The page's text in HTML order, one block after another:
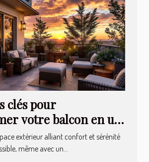
clés pour
votre balcon en un
extérieur alliant confort et sérénité
même avec un...